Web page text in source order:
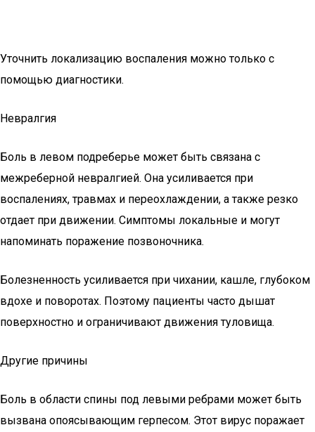
Уточнить локализацию воспаления можно только с
помощью диагностики.
Невралгия
Боль в левом подреберье может быть связана с
межреберной невралгией. Она усиливается при
воспалениях, травмах и переохлаждении, а также резко
отдает при движении. Симптомы локальные и могут
напоминать поражение позвоночника.
Болезненность усиливается при чихании, кашле, глубоком
вдохе и поворотах. Поэтому пациенты часто дышат
поверхностно и ограничивают движения туловища.
Другие причины
Боль в области спины под левыми ребрами может быть
вызвана опоясывающим герпесом. Этот вирус поражает